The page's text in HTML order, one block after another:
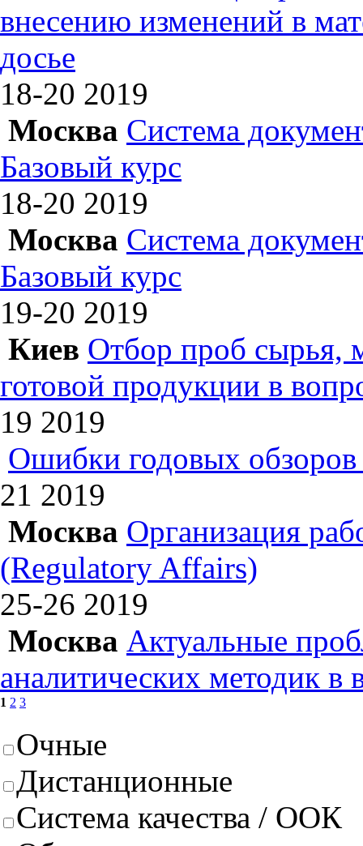
внесению изменений в
досье
18-20 2019
Москва Система
Базовый курс
18-20 2019
Москва Система
Базовый курс
19-20 2019
Киев Отбор проб сырья,
готовой продукции в
19 2019
Ошибки годовых обзоров
21 2019
Москва Организация
(Regulatory Affairs)
25-26 2019
Москва Актуальные
аналитических методик в
1 2 3
Очные
Дистанционные
Система качества / ООК